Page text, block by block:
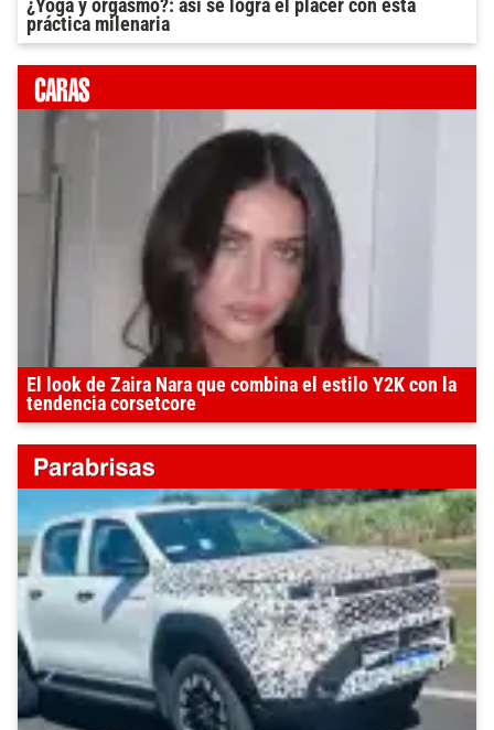
¿Yoga y orgasmo?: así se logra el placer con esta
práctica milenaria
El look de Zaira Nara que combina el estilo Y2K con la
tendencia corsetcore